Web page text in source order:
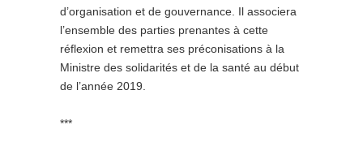
d’organisation et de gouvernance. Il associera
l’ensemble des parties prenantes à cette
réflexion et remettra ses préconisations à la
Ministre des solidarités et de la santé au début
de l’année 2019.
***